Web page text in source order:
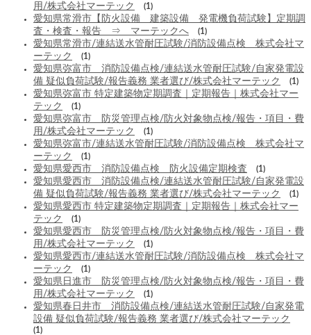
用/株式会社マーテック
(1)
愛知県常滑市【防火設備 建築設備 発電機負荷試験】定期調
査・検査・報告 ⇒ マーテックへ
(1)
愛知県常滑市/連結送水管耐圧試験/消防設備点検 株式会社マ
ーテック
(1)
愛知県弥富市 消防設備点検/連結送水管耐圧試験/自家発電設
備 疑似負荷試験/報告義務 業者選び/株式会社マーテック
(1)
愛知県弥富市 特定建築物定期調査｜定期報告｜株式会社マー
テック
(1)
愛知県弥富市 防災管理点検/防火対象物点検/報告・項目・費
用/株式会社マーテック
(1)
愛知県弥富市/連結送水管耐圧試験/消防設備点検 株式会社マ
ーテック
(1)
愛知県愛西市 消防設備点検 防火設備定期検査 (1)
愛知県愛西市 消防設備点検/連結送水管耐圧試験/自家発電設
備 疑似負荷試験/報告義務 業者選び/株式会社マーテック
(1)
愛知県愛西市 特定建築物定期調査｜定期報告｜株式会社マー
テック
(1)
愛知県愛西市 防災管理点検/防火対象物点検/報告・項目・費
用/株式会社マーテック
(1)
愛知県愛西市/連結送水管耐圧試験/消防設備点検 株式会社マ
ーテック
(1)
愛知県日進市 防災管理点検/防火対象物点検/報告・項目・費
用/株式会社マーテック
(1)
愛知県春日井市 消防設備点検/連結送水管耐圧試験/自家発電
設備 疑似負荷試験/報告義務 業者選び/株式会社マーテック
(1)